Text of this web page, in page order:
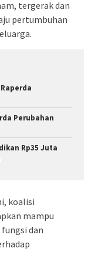
tergerak dan
pertumbuhan
Perubahan
Rp35 Juta
koalisi
mampu
dan